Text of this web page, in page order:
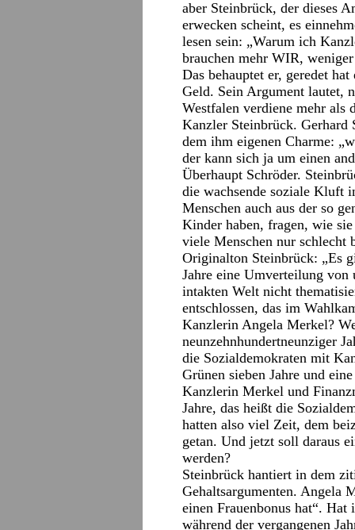
aber Steinbrück, der dieses
erwecken scheint, es
lesen sein: „Warum ich
brauchen mehr WIR,
Das behauptet er, geredet
Geld. Sein Argument lautet,
Westfalen verdiene mehr als
Kanzler Steinbrück. Gerhard
dem ihm eigenen Charme:
der kann sich ja um einen
Überhaupt Schröder.
die wachsende soziale Kluft
Menschen auch aus der so
Kinder haben, fragen, wie
viele Menschen nur schlecht
Originalton Steinbrück: „Es
Jahre eine Umverteilung
intakten Welt nicht
entschlossen, das im
Kanzlerin Angela Merkel?
neunzehnhundertneunziger
die Sozialdemokraten mit
Grünen sieben Jahre und
Kanzlerin Merkel und
Jahre, das heißt die
hatten also viel Zeit, dem
getan. Und jetzt soll daraus
werden?
Steinbrück hantiert in dem
Gehaltsargumenten. Angela
einen Frauenbonus hat“.
während der vergangenen